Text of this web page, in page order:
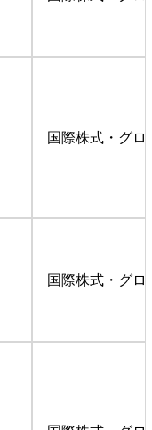
国際株式・グロ
国際株式・グロ